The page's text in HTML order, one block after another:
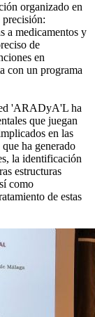
organizado en
precisión:
a medicamentos y
de
en
con un programa
'ARADyA'L ha
que juegan
en las
ha generado
la identificación
estructuras
como
de estas